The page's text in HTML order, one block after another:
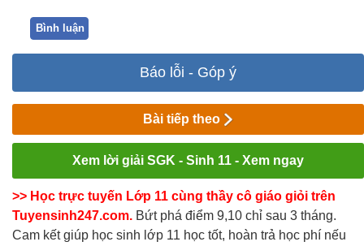
Bình luận
Báo lỗi - Góp ý
Bài tiếp theo
Xem lời giải SGK - Sinh 11 - Xem ngay
>> Học trực tuyến Lớp 11 cùng thầy cô giáo giỏi trên
Tuyensinh247.com. Bứt phá điểm 9,10 chỉ sau 3 tháng.
Cam kết giúp học sinh lớp 11 học tốt, hoàn trả học phí nếu